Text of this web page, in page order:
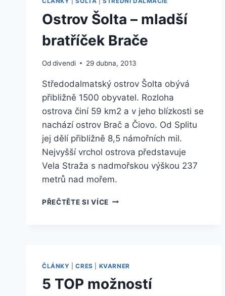
Ostrov Šolta – mladší
bratříček Brače
Oddivendi 29 dubna, 2013
Středodalmatský ostrov Šolta obývá
přibližně 1500 obyvatel. Rozloha
ostrova činí 59 km2 a v jeho blízkosti se
nachází ostrov Brač a Čiovo. Od Splitu
jej dělí přibližně 8,5 námořních mil.
Nejvyšší vrchol ostrova představuje
Vela Straža s nadmořskou výškou 237
metrů nad mořem.
PŘEČTĚTE SI VÍCEOSTROV
ČLÁNKY |CRES KVARNER
5 TOP možností